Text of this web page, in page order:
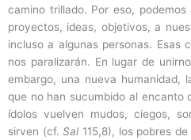
camino trillado. Por eso,
proyectos, ideas, objetivos, a
incluso a algunas personas. Esas
nos paralizarán. En lugar de
embargo, una nueva humanidad,
que no han sucumbido al encanto
ídolos vuelven mudos, ciegos,
sirven (cf.Sal 115,8), los pobres